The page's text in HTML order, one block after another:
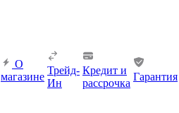
О
магазине
Трейд-
Ин
Кредит и
рассрочка
Гарантия